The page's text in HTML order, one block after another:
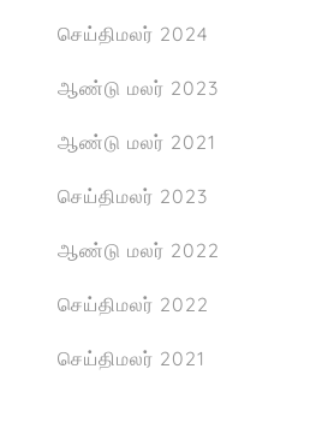
செய்திமலர் 2024
ஆண்டு மலர் 2023
ஆண்டு மலர் 2021
செய்திமலர் 2023
ஆண்டு மலர் 2022
செய்திமலர் 2022
செய்திமலர் 2021